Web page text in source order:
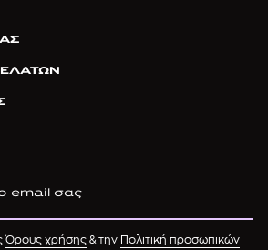
Όρους χρήσης & την Πολιτική προσωπικών